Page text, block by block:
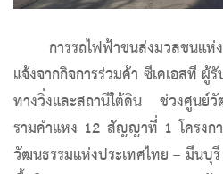
การรถไฟฟ้าขนส่งมวลชนแ
แจ้งจากกิจการร่วมค้า ซีเคเอสที ผู้
ทางวิ่งและสถานีใต้ดิน ช่วงศูนย์
รามคำแหง 12 สัญญาที่ 1 โครงก
วัฒนธรรมแห่งประเทศไทย – มีนบุ